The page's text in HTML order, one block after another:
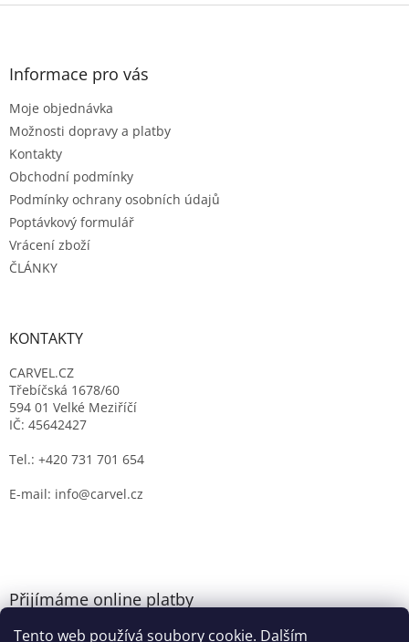
Tento web používá soubory cookie. Dalším
Z
Informace pro vás
Moje objednávka
Možnosti dopravy a platby
Kontakty
Obchodní podmínky
Podmínky ochrany osobních údajů
Poptávkový formulář
Vrácení zboží
ČLÁNKY
KONTAKTY
CARVEL.CZ
Třebíčská 1678/60
594 01 Velké Meziříčí
IČ: 45642427
Tel.: +420 731 701 654
E-mail: info@carvel.cz
Přijímáme online platby